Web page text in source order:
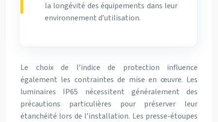
la longévité des équipements dans leur
environnement d’utilisation.
Le choix de l’indice de protection influence
également les contraintes de mise en œuvre. Les
luminaires IP65 nécessitent généralement des
précautions particulières pour préserver leur
étanchéité lors de l’installation. Les presse-étoupes